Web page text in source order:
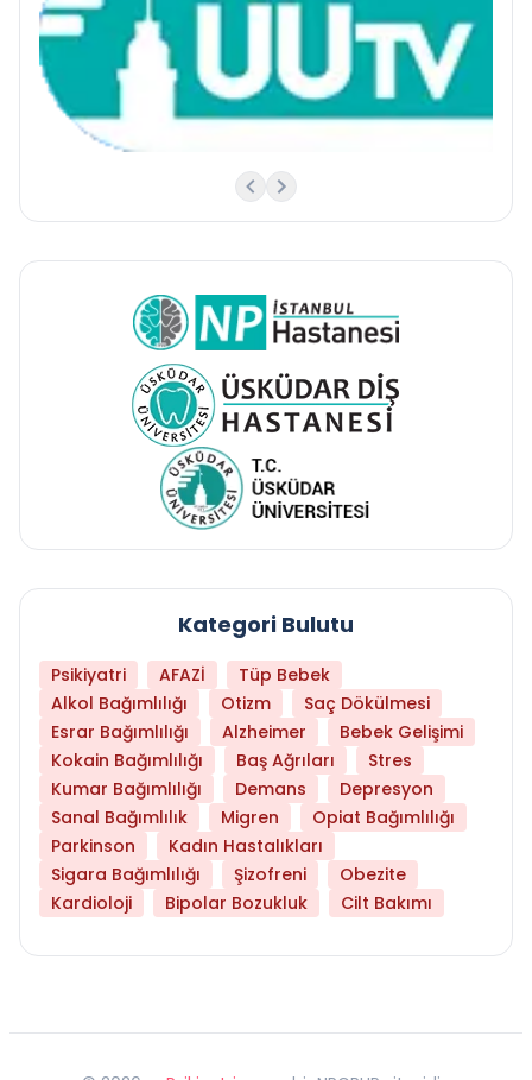
Kategori Bulutu
Psikiyatri AFAZİ
Tüp Bebek
Alkol Bağımlılığı
Otizm
Saç Dökülmesi
Esrar Bağımlılığı
Alzheimer
Bebek Gelişimi
Kokain Bağımlılığı
Baş Ağrıları
Stres
Kumar Bağımlılığı
Demans
Depresyon
Sanal Bağımlılık
Migren
Opiat Bağımlılığı
Parkinson
Kadın Hastalıkları
Sigara Bağımlılığı
Şizofreni
Obezite
Kardioloji
Bipolar Bozukluk Cilt Bakımı